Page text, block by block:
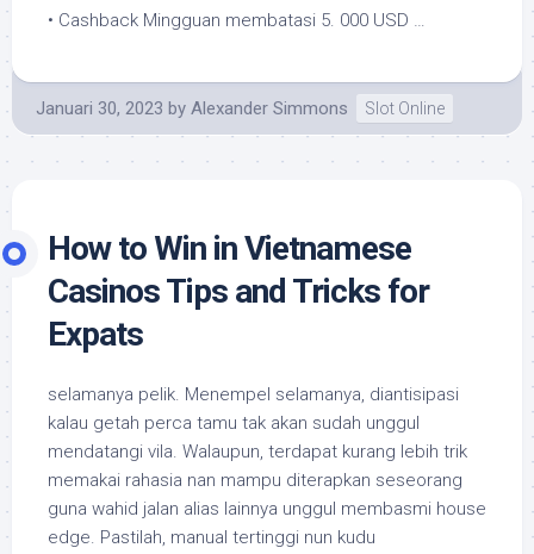
• Cashback Mingguan membatasi 5. 000 USD …
Januari 30, 2023 by Alexander Simmons Slot Online
How to Win in Vietnamese
Casinos Tips and Tricks for
Expats
selamanya pelik. Menempel selamanya, diantisipasi
kalau getah perca tamu tak akan sudah unggul
mendatangi vila. Walaupun, terdapat kurang lebih trik
memakai rahasia nan mampu diterapkan seseorang
guna wahid jalan alias lainnya unggul membasmi house
edge. Pastilah, manual tertinggi nun kudu